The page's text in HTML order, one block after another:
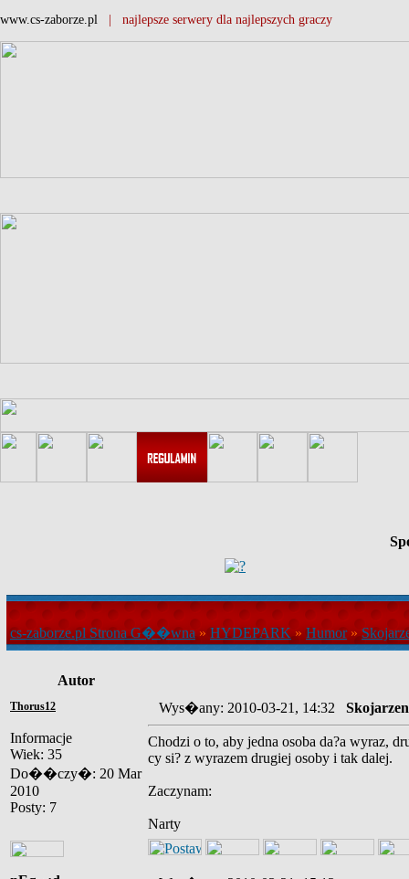
www.cs-zaborze.pl | najlepsze serwery dla najlepszych graczy
cs-zaborze.pl Strona G��wna»HYDEPARK» Humor»
Autor
Thorus12
Informacje
Wiek: 35
Do��czy�: 20 Mar
2010
Posty: 7
Wys�any: 2010-03-21, 14:32
Chodzi o to, aby jedna osoba da?a wyraz,
cy si? z wyrazem drugiej osoby i tak dalej.
Zaczynam:
Narty